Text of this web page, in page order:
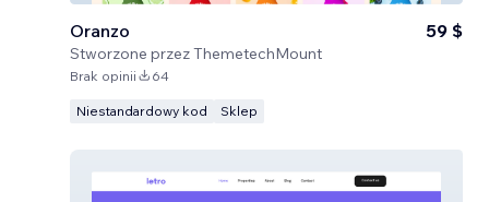
Oranzo
Stworzone przezThemetechMount
59 $
Brak opinii 64
Niestandardowy kod Sklep